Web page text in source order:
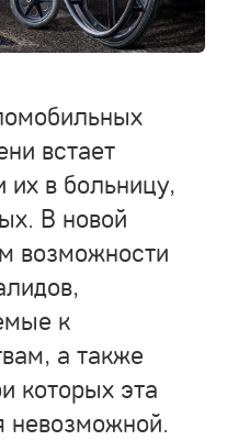
встает
их в больницу,
В новой
возможности
к
а также
которых эта
невозможной.